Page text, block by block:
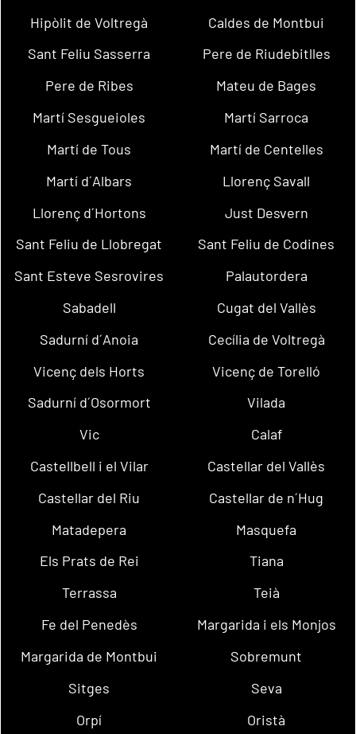
Hipòlit de Voltregà
Caldes de Montbui
Sant Feliu Sasserra
Pere de Riudebitlles
Pere de Ribes
Mateu de Bages
Martí Sesgueioles
Martí Sarroca
Martí de Tous
Martí de Centelles
Martí d´Albars
Llorenç Savall
Llorenç d´Hortons
Just Desvern
Sant Feliu de Llobregat
Sant Feliu de Codines
Sant Esteve Sesrovires
Palautordera
Sabadell
Cugat del Vallès
Sadurní d´Anoia
Cecília de Voltregà
Vicenç dels Horts
Vicenç de Torelló
Sadurní d´Osormort
Vilada
Vic
Calaf
Castellbell i el Vilar
Castellar del Vallès
Castellar del Riu
Castellar de n´Hug
Matadepera
Masquefa
Els Prats de Rei
Tiana
Terrassa
Teià
Fe del Penedès
Margarida i els Monjos
Margarida de Montbui
Sobremunt
Sitges
Seva
Orpí
Oristà